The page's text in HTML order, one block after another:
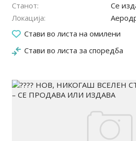
Станот
Се
Локација
Стави во листа на омилени
Стави во листа за споредба
15.06.2026